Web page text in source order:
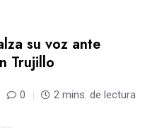
su voz ante
Trujillo
0 2 mins. de lectura